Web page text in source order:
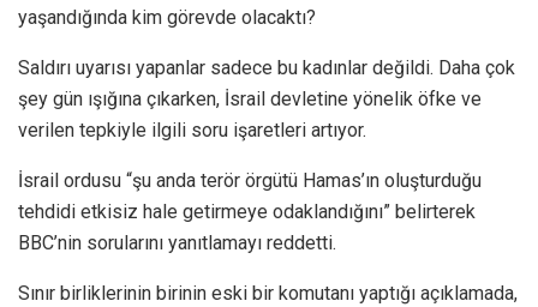
yaşandığında kim görevde olacaktı?
Saldırı uyarısı yapanlar sadece bu kadınlar değildi. Daha çok
şey gün ışığına çıkarken, İsrail devletine yönelik öfke ve
verilen tepkiyle ilgili soru işaretleri artıyor.
İsrail ordusu “şu anda terör örgütü Hamas’ın oluşturduğu
tehdidi etkisiz hale getirmeye odaklandığını” belirterek
BBC’nin sorularını yanıtlamayı reddetti.
Sınır birliklerinin birinin eski bir komutanı yaptığı açıklamada,